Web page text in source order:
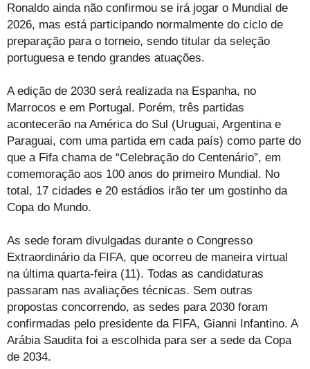
Ronaldo ainda não confirmou se irá jogar o Mundial de
2026, mas está participando normalmente do ciclo de
preparação para o torneio, sendo titular da seleção
portuguesa e tendo grandes atuações.
A edição de 2030 será realizada na Espanha, no
Marrocos e em Portugal. Porém, três partidas
acontecerão na América do Sul (Uruguai, Argentina e
Paraguai, com uma partida em cada país) como parte do
que a Fifa chama de “Celebração do Centenário”, em
comemoração aos 100 anos do primeiro Mundial. No
total, 17 cidades e 20 estádios irão ter um gostinho da
Copa do Mundo.
As sede foram divulgadas durante o Congresso
Extraordinário da FIFA, que ocorreu de maneira virtual
na última quarta-feira (11). Todas as candidaturas
passaram nas avaliações técnicas. Sem outras
propostas concorrendo, as sedes para 2030 foram
confirmadas pelo presidente da FIFA, Gianni Infantino. A
Arábia Saudita foi a escolhida para ser a sede da Copa
de 2034.